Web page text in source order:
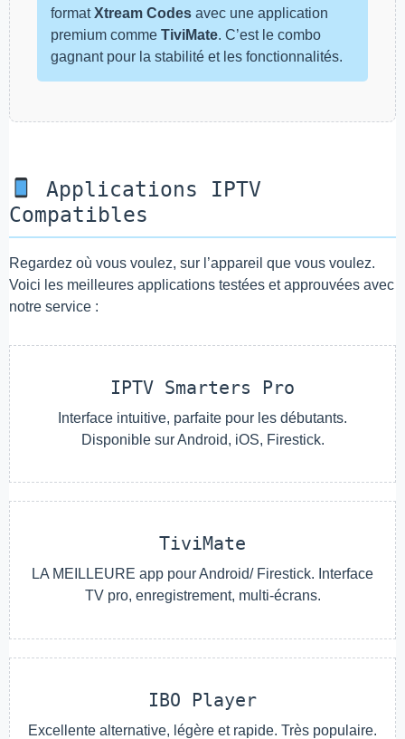
formatXtream Codes avec une application
premium comme TiviMate. C’est le combo
gagnant pour la stabilité et les fonctionnalités.
Applications IPTV
Compatibles
Regardez où vous voulez, sur l’appareil que vous voulez.
Voici les meilleures applications testées et approuvées avec
notre service :
IPTV Smarters Pro
Interface intuitive, parfaite pour les débutants.
Disponible sur Android, iOS, Firestick.
TiviMate
LA MEILLEURE app pour Android/ Firestick. Interface
TV pro, enregistrement, multi-écrans.
IBO Player
Excellente alternative, légère et rapide. Très populaire.